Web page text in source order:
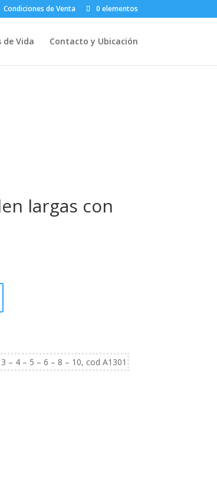
Condiciones de Venta 0 elementos
de Vida Contacto y Ubicación
largas con
– 4 – 5 – 6 – 8 – 10, cod A1301